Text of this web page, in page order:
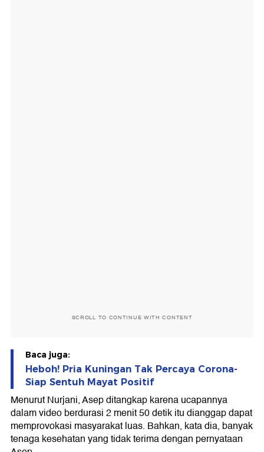
SCROLL TO CONTINUE WITH CONTENT
Baca juga:
Heboh! Pria Kuningan Tak Percaya Corona-
Siap Sentuh Mayat Positif
Menurut Nurjani, Asep ditangkap karena ucapannya
dalam video berdurasi 2 menit 50 detik itu dianggap dapat
memprovokasi masyarakat luas. Bahkan, kata dia, banyak
tenaga kesehatan yang tidak terima dengan pernyataan